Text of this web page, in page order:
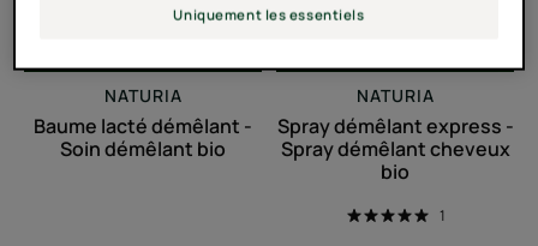
NATURIA
Baume lacté démêlant -
Soin démêlant bio
NATURIA
Spray démêlant express -
Spray démêlant cheveux
bio
1
Uniquement les essentiels